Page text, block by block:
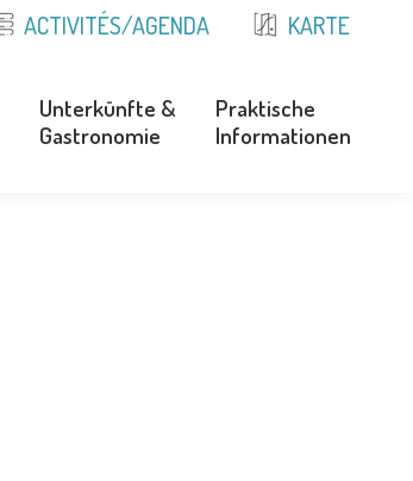
ACTIVITÉS/AGENDA KARTE
Unterkünfte &
Gastronomie
Praktische
Informationen
Unterkünfte &
Praktische